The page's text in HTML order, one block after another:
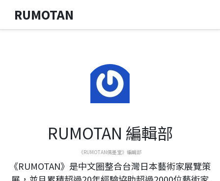
RUMOTAN
RUMOTAN 編輯部
《RUMOTAN儒墨堂》編輯部
《RUMOTAN》是中文圈整合台灣日本藝術家展覽策